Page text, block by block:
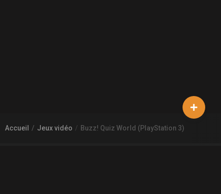
Accueil Jeux vidéo Buzz! Quiz World (PlayStation 3)